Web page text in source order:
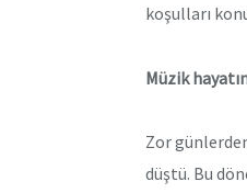
koşulları
Müzik
Zor
düştü. Bu